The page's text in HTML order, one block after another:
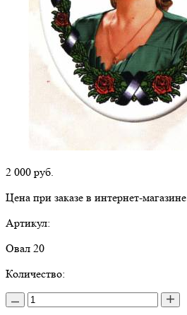
2 000 руб.
Цена при заказе в интернет-магазине
Артикул:
Овал 20
Количество: